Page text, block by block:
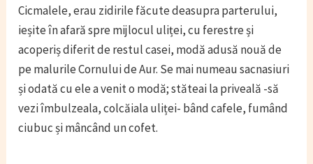
Cicmalele, erau zidirile făcute deasupra parterului,
ieșite în afară spre mijlocul uliței, cu ferestre și
acoperiș diferit de restul casei, modă adusă nouă de
pe malurile Cornului de Aur. Se mai numeau sacnasiuri
și odată cu ele a venit o modă; stăteai la priveală -să
vezi îmbulzeala, colcăiala uliței- bând cafele, fumând
ciubuc și mâncând un cofet.